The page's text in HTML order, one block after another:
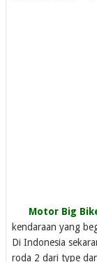
Motor Big
kendaraan yang
Di Indonesia
roda 2 dari type